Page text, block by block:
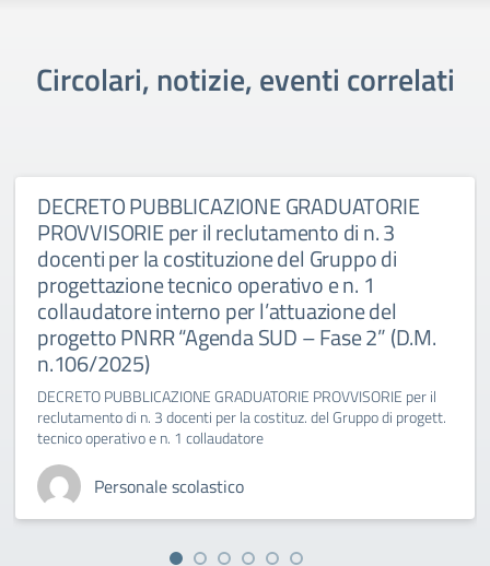
Circolari, notizie, eventi correlati
DECRETO PUBBLICAZIONE GRADUATORIE
PROVVISORIE per il reclutamento di n. 3
docenti per la costituzione del Gruppo di
progettazione tecnico operativo e n. 1
collaudatore interno per l’attuazione del
progetto PNRR “Agenda SUD – Fase 2” (D.M.
n.106/2025)
DECRETO PUBBLICAZIONE GRADUATORIE PROVVISORIE per il
reclutamento di n. 3 docenti per la costituz. del Gruppo di progett.
tecnico operativo e n. 1 collaudatore
Personale scolastico